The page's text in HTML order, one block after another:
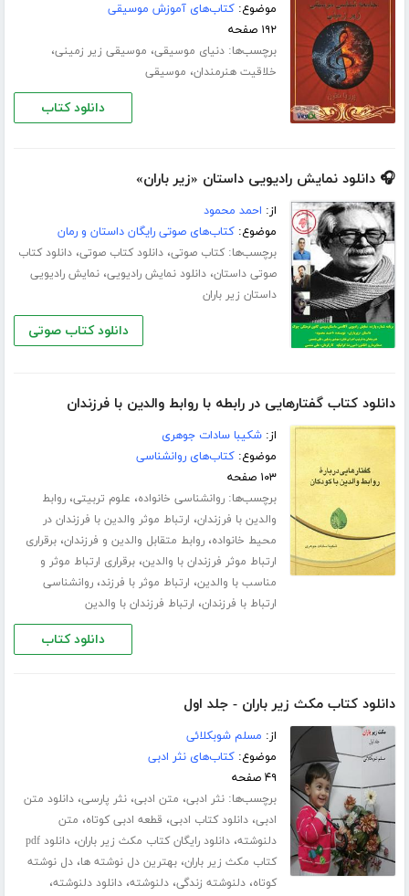
موضوع:کتاب‌های آموزش موسیقی
۱۹۲ صفحه
برچسب‌ها:دنیای موسیقی، موسیقی زیر زمینی،
خلاقیت هنرمندان، موسیقی
دانلود کتاب
🎧 دانلود نمایش رادیویی داستان «زیر باران»
از: احمد محمود
موضوع:کتاب‌های صوتی رایگان داستان و رمان
برچسب‌ها:کتاب صوتی،دانلود کتاب صوتی،دانلود کتاب
صوتی داستان،دانلود نمایش رادیویی،نمایش رادیویی
داستان زیر باران
دانلود کتاب صوتی
دانلود کتاب گفتارهایی در رابطه با روابط والدین با فرزندان
از:شکیبا سادات جوهری
موضوع:کتاب‌های روانشناسی
۱۰۳ صفحه
برچسب‌ها:روانشناسی خانواده، علوم تربیتی،روابط
والدین با فرزندان، ارتباط موثر والدین با فرزندان در
محیط خانواده،روابط متقابل والدین و فرزندان،برقراری
ارتباط موثر فرزندان با والدین،برقراری ارتباط موثر و
مناسب با والدین، ارتباط موثر با فرزند،روانشناسی
ارتباط با فرزندان، ارتباط فرزندان با والدین
دانلود کتاب
دانلود کتاب مکث زیر باران - جلد اول
از: مسلم شوبکلائی
موضوع:کتاب‌های نثر ادبی
۴۹ صفحه
برچسب‌ها:نثر ادبی، متن ادبی،نثر پارسی،دانلود متن
ادبی،دانلود کتاب ادبی، قطعه ادبی کوتاه، متن
دلنوشته،دانلود رایگان کتاب مکث زیر باران،
دانلود pdf
کتاب مکث زیر باران،بهترین دل نوشته ها،دل نوشته
کوتاه،دلنوشته زندگی،دلنوشته،دانلود دلنوشته،